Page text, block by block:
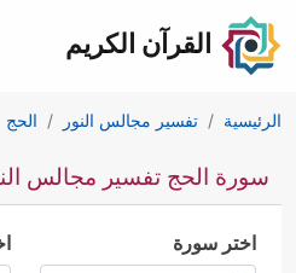
القرآن الكريم
الرئيسية تفسير مجالس النور الحج
سورة الحج تفسير مجالس النور
اختر سورة